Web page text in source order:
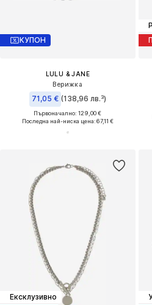
КУПОН
LULU & JANE
Верижка
71,05 € (138,96 лв.³)
Първоначално: 129,00 €
Последна най-ниска цена:67,11 €
Ексклузивно